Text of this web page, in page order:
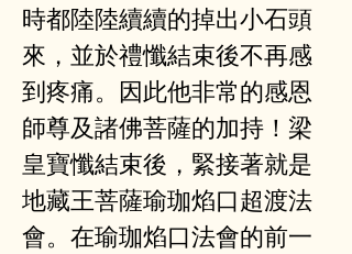
時都陸陸續續的掉出小石頭
來，並於禮懺結束後不再感
到疼痛。因此他非常的感恩
師尊及諸佛菩薩的加持！梁
皇寶懺結束後，緊接著就是
地藏王菩薩瑜珈焰口超渡法
會。在瑜珈焰口法會的前一